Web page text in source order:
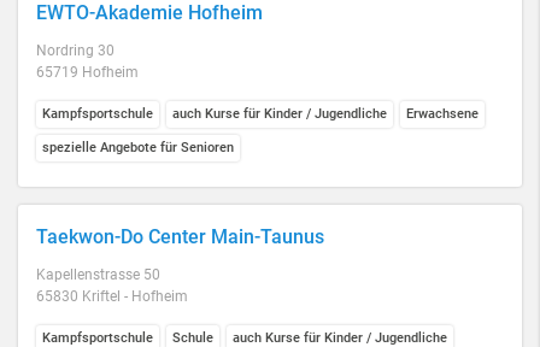
EWTO-Akademie Hofheim
Nordring 30
65719 Hofheim
Kampfsportschule auch Kurse für Kinder / Jugendliche Erwachsene
spezielle Angebote für Senioren
Taekwon-Do Center Main-Taunus
Kapellenstrasse 50
65830 Kriftel - Hofheim
Kampfsportschule Schule auch Kurse für Kinder / Jugendliche